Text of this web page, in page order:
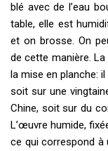
blé avec de l’eau
table, elle est
et on brosse. On
de cette manière.
la mise en planche:
soit sur une
Chine, soit sur du
L’œuvre humide,
ce qui correspond à